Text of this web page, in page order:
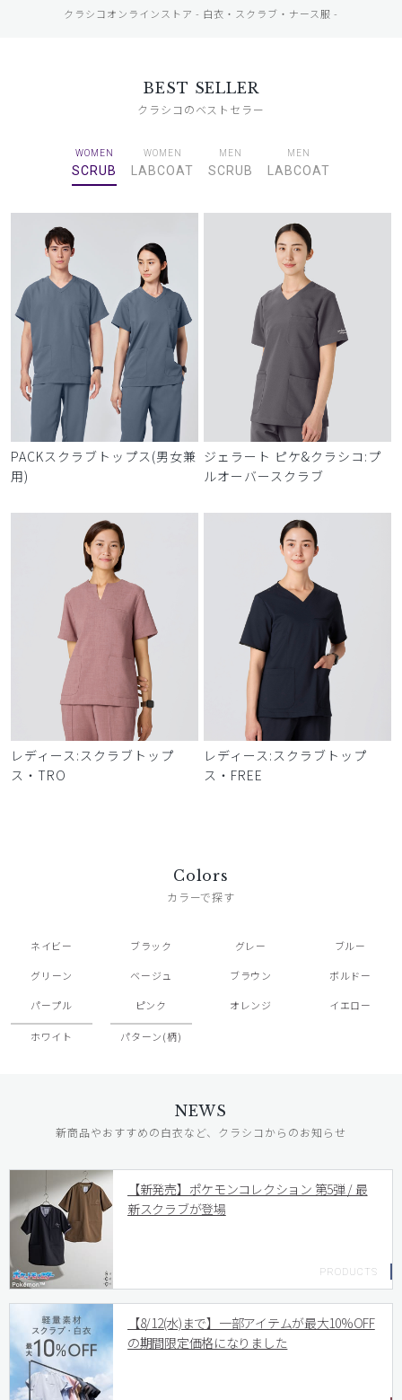
クラシコオンラインストア - 白衣・スクラブ・ナース服 -
BEST SELLER
クラシコのベストセラー
WOMEN
SCRUB
WOMEN
LABCOAT
MEN
SCRUB
MEN
LABCOAT
PACKスクラブトップス(男女兼
用)
ジェラート ピケ&クラシコ:プ
ルオーバースクラブ
レディース:スクラブトップ
ス・TRO
レディース:スクラブトップ
ス・FREE
Colors
カラーで探す
ネイビー ブラック グレー ブルー
グリーン ベージュ ブラウン ボルドー
パープル ピンク オレンジ イエロー
ホワイト パターン(柄)
NEWS
新商品やおすすめの白衣など、クラシコからのお知らせ
【新発売】ポケモンコレクション 第5弾 / 最
新スクラブが登場
【8/12(水)まで】一部アイテムが最大10%OFF
の期間限定価格になりました